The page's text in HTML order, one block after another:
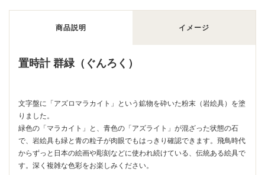
商品説明 イメージ
置時計 群緑（ぐんろく）
文字盤に「アズロマラカイト」という鉱物を砕いた粉末（岩絵具）を塗
りました。
緑色の「マラカイト」と、青色の「アズライト」が混ざった状態の石
で、岩絵具も緑と青の粒子が肉眼でもはっきり確認できます。飛鳥時代
からずっと日本の絵画や彫刻などに使われ続けている、伝統ある絵具で
す。深く複雑な色彩をお楽しみください。